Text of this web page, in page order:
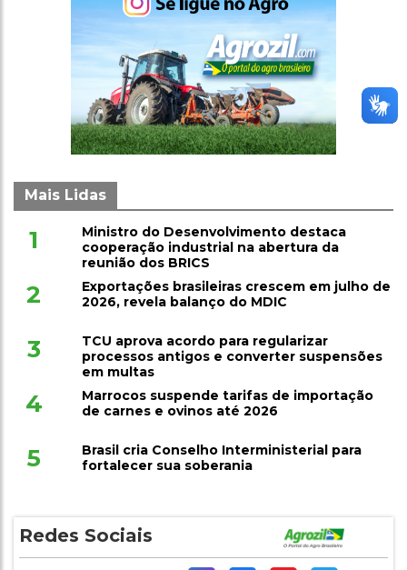
Mais Lidas
1
Ministro do Desenvolvimento destaca
cooperação industrial na abertura da
reunião dos BRICS
2
Exportações brasileiras crescem em julho de
2026, revela balanço do MDIC
3
TCU aprova acordo para regularizar
processos antigos e converter suspensões
em multas
4
Marrocos suspende tarifas de importação
de carnes e ovinos até 2026
5
Brasil cria Conselho Interministerial para
fortalecer sua soberania
Redes Sociais